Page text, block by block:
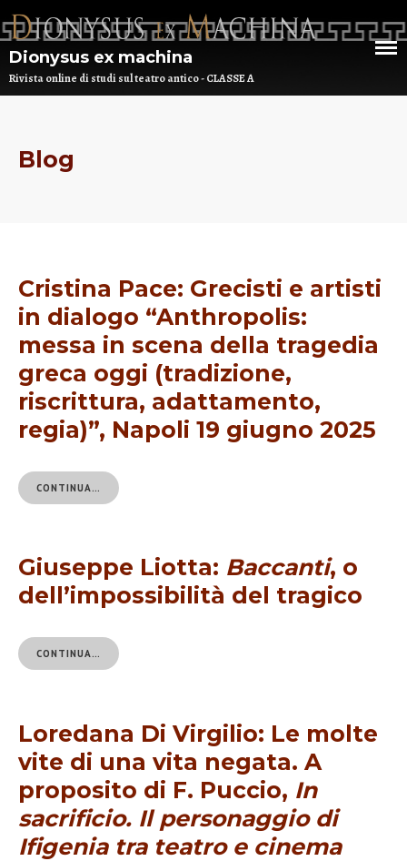
Dionysus ex machina
Rivista online di studi sul teatro antico - CLASSE A
Blog
Cristina Pace: Grecisti e artisti
in dialogo “Anthropolis:
messa in scena della tragedia
greca oggi (tradizione,
riscrittura, adattamento,
regia)”, Napoli 19 giugno 2025
CONTINUA…
Giuseppe Liotta: Baccanti, o
dell’impossibilità del tragico
CONTINUA…
Loredana Di Virgilio: Le molte
vite di una vita negata. A
proposito di F. Puccio, In
sacrificio. Il personaggio di
Ifigenia tra teatro e cinema